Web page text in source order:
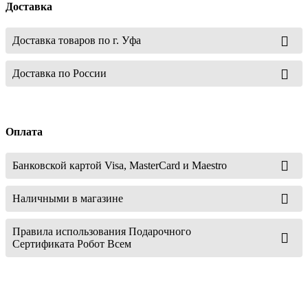
Доставка
Доставка товаров по г. Уфа
Доставка по России
Оплата
Банковской картой Visa, MasterCard и Maestro
Наличными в магазине
Правила использования Подарочного
Сертификата Робот Всем